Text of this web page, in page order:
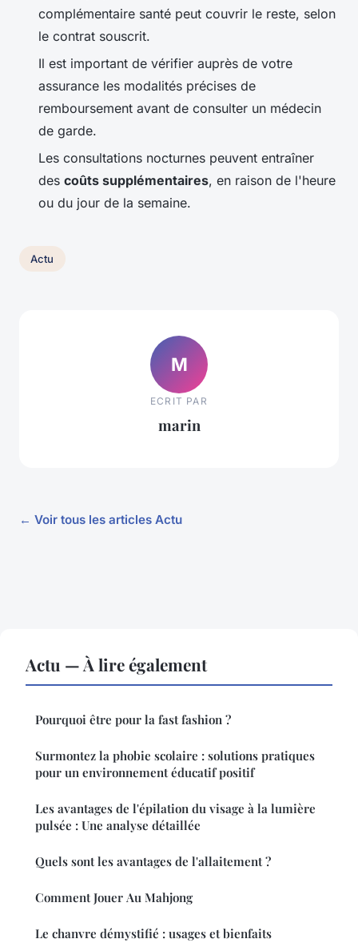
complémentaire santé peut couvrir le reste, selon
le contrat souscrit.
Il est important de vérifier auprès de votre
assurance les modalités précises de
remboursement avant de consulter un médecin
de garde.
Les consultations nocturnes peuvent entraîner
des coûts supplémentaires, en raison de l'heure
ou du jour de la semaine.
Actu
M
ECRIT PAR
marin
← Voir tous les articles Actu
Actu — À lire également
Pourquoi être pour la fast fashion ?
Surmontez la phobie scolaire : solutions pratiques
pour un environnement éducatif positif
Les avantages de l'épilation du visage à la lumière
pulsée : Une analyse détaillée
Quels sont les avantages de l'allaitement ?
Comment Jouer Au Mahjong
Le chanvre démystifié : usages et bienfaits